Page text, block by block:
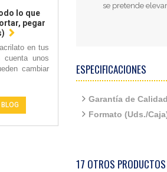
lo que
pegar
en tus
cuenta unos
cambiar
se pretende
ESPECIFICACIONES
Garantía de
Formato (Uds./
17 OTROS